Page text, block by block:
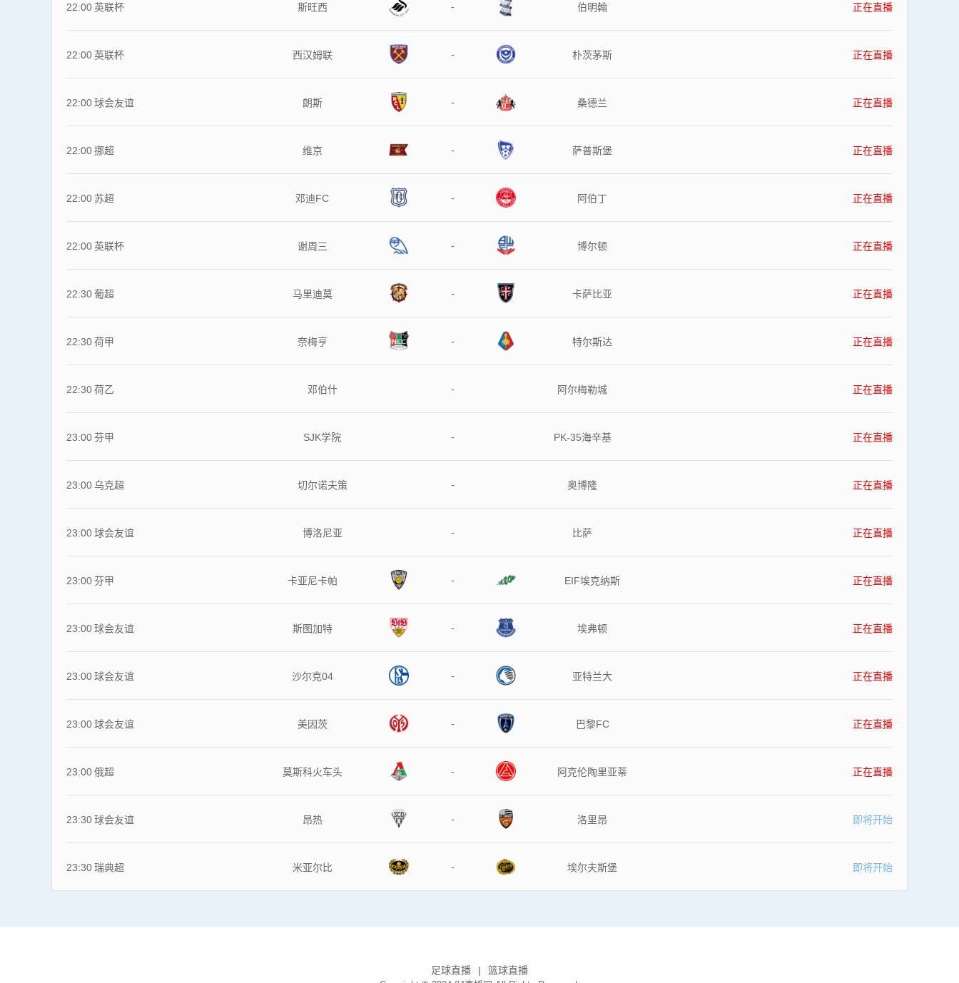
22:00英联杯 斯旺西 - 伯明翰 正在直播
22:00英联杯 西汉姆联 - 朴茨茅斯 正在直播
22:00球会友谊 朗斯 - 桑德兰 正在直播
22:00挪超 维京 - 萨普斯堡 正在直播
22:00 苏超 邓迪FC - 阿伯丁 正在直播
22:00英联杯 谢周三 - 博尔顿 正在直播
22:30葡超 马里迪莫 - 卡萨比亚 正在直播
22:30荷甲 奈梅亨 - 特尔斯达 正在直播
22:30荷乙 邓伯什 - 阿尔梅勒城 正在直播
23:00芬甲 SJK学院 - PK-35海辛基 正在直播
23:00乌克超 切尔诺夫策 - 奥博隆 正在直播
23:00球会友谊 博洛尼亚 - 比萨 正在直播
23:00芬甲 卡亚尼卡帕 - EIF埃克纳斯 正在直播
23:00球会友谊 斯图加特 - 埃弗顿 正在直播
23:00球会友谊 沙尔克04 - 亚特兰大 正在直播
23:00球会友谊 美因茨 - 巴黎FC 正在直播
23:00俄超 莫斯科火车头 - 阿克伦陶里亚蒂 正在直播
23:30球会友谊 昂热 - 洛里昂 即将开始
23:30瑞典超 米亚尔比 - 埃尔夫斯堡 即将开始
足球直播 篮球直播